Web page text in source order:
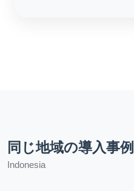
同じ地域の導入事例
Indonesia